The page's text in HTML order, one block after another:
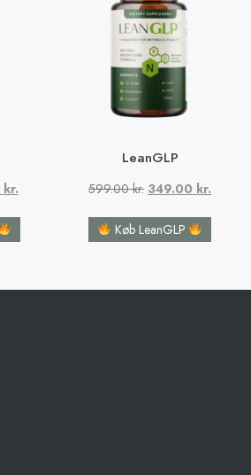
kr.
LeanGLP
599.00kr. 349.00 kr.
Køb LeanGLP